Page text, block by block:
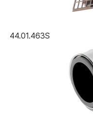
44.01.463S